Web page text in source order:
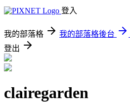
登入
我的部落格 我的部落格後台
登出
clairegarden